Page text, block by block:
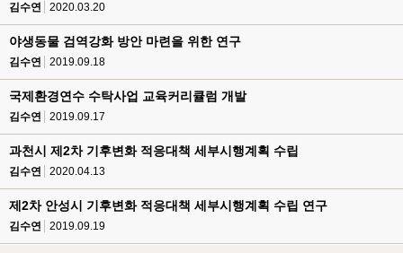
김수연 2020.03.20
야생동물 검역강화 방안 마련을 위한 연구
김수연 2019.09.18
국제환경연수 수탁사업 교육커리큘럼 개발
김수연 2019.09.17
과천시 제2차 기후변화 적응대책 세부시행계획 수립
김수연 2020.04.13
제2차 안성시 기후변화 적응대책 세부시행계획 수립 연구
김수연 2019.09.19